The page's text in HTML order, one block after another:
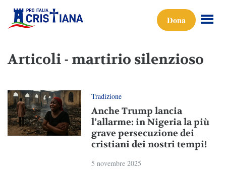
Dona
Articoli - martirio silenzioso
Tradizione
Anche Trump lancia
l’allarme: in Nigeria la più
grave persecuzione dei
cristiani dei nostri tempi!
5 novembre 2025